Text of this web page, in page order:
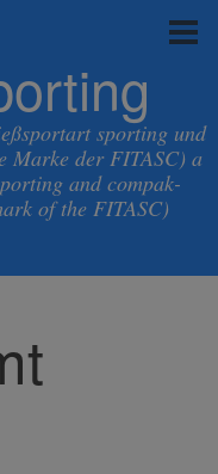
sporting und
Marke der FITASC) a
and compak-
of the FITASC)